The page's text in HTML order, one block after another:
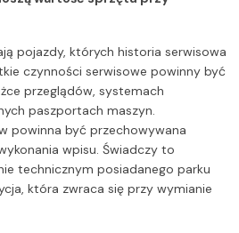
pojazdy, których historia serwisowa
czynności serwisowe powinny być
przeglądów, systemach
paszportach maszyn.
powinna być przechowywana
wpisu. Świadczy to
technicznym posiadanego parku
która zwraca się przy wymianie